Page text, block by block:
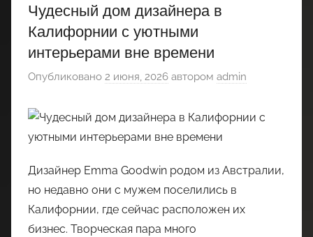
Чудесный дом дизайнера в
Калифорнии с уютными
интерьерами вне времени
Опубликовано 2 июня, 2026 автором admin
Дизайнер Emma Goodwin родом из Австралии,
но недавно они с мужем поселились в
Калифорнии, где сейчас расположен их
бизнес. Творческая пара много